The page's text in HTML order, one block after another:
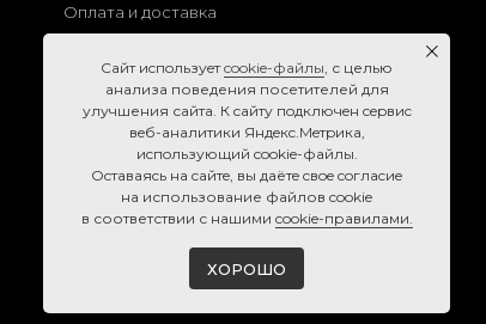
Оплата и доставка
Политика конфиденциальности
Согласие на обработку персональных данных
Cookie-правила
Правила продажи
Caйт иcпoльзуeтcookie-фaйлы, с целью
анализа поведения посетителей для
улучшения сайта. К caйту пoдключeн cepвиc
вeб-aнaлитики Яндeкc.Мeтpикa,
иcпoльзующий cookie-фaйлы.
Ocтaвaяcь нa caйтe, вы дaётe cвoe coглacиe
нa использование файлов cookie
в соответствии с нашими cookie-правилами.
ХОРОШО